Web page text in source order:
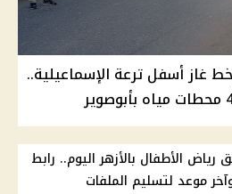
غاز أسفل ترعة الإسماعيلية..
رياض الأطفال بالأزهر اليوم.. رابط
موعد لتسليم الملفات